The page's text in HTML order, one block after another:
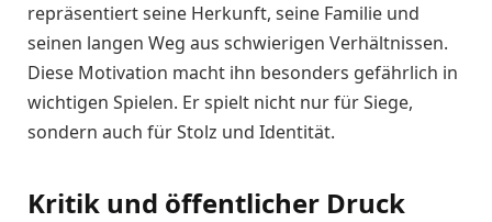
repräsentiert seine Herkunft, seine Familie und
seinen langen Weg aus schwierigen Verhältnissen.
Diese Motivation macht ihn besonders gefährlich in
wichtigen Spielen. Er spielt nicht nur für Siege,
sondern auch für Stolz und Identität.
Kritik und öffentlicher Druck